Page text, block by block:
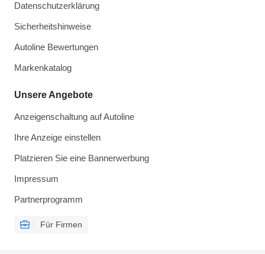
Datenschutzerklärung
Sicherheitshinweise
Autoline Bewertungen
Markenkatalog
Unsere Angebote
Anzeigenschaltung auf Autoline
Ihre Anzeige einstellen
Platzieren Sie eine Bannerwerbung
Impressum
Partnerprogramm
Für Firmen